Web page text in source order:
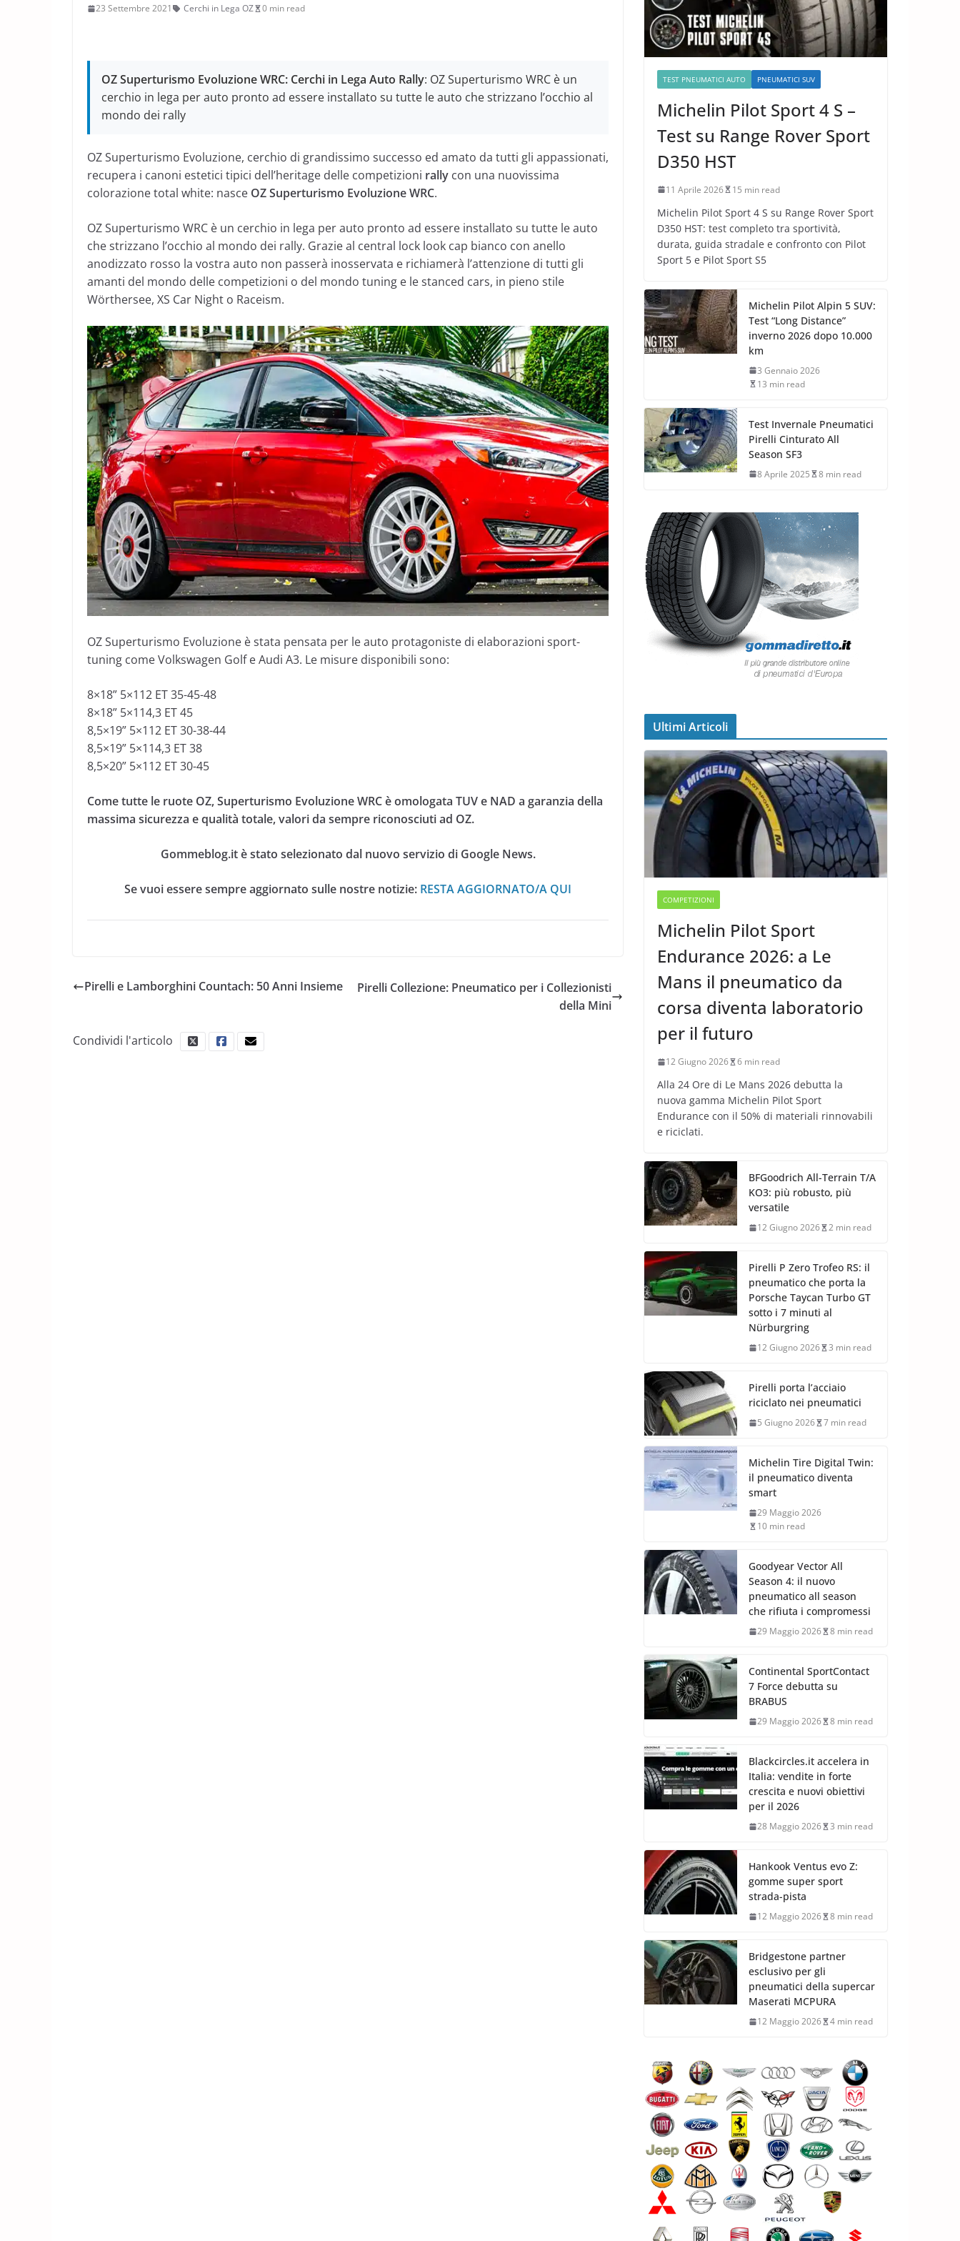
23 Settembre 2021 Cerchi in Lega OZ 0 min read
OZ Superturismo Evoluzione WRC: Cerchi in Lega Auto Rally: OZ Superturismo WRC è un
cerchio in lega per auto pronto ad essere installato su tutte le auto che strizzano l’occhio al
mondo dei rally
OZ Superturismo Evoluzione, cerchio di grandissimo successo ed amato da tutti gli appassionati,
recupera i canoni estetici tipici dell’heritage delle competizioni rally con una nuovissima
colorazione total white: nasce OZ Superturismo Evoluzione WRC.
OZ Superturismo WRC è un cerchio in lega per auto pronto ad essere installato su tutte le auto
che strizzano l’occhio al mondo dei rally. Grazie al central lock look cap bianco con anello
anodizzato rosso la vostra auto non passerà inosservata e richiamerà l’attenzione di tutti gli
amanti del mondo delle competizioni o del mondo tuning e le stanced cars, in pieno stile
Wörthersee, XS Car Night o Raceism.
OZ Superturismo Evoluzione è stata pensata per le auto protagoniste di elaborazioni sport-
tuning come Volkswagen Golf e Audi A3. Le misure disponibili sono:
8×18” 5×112 ET 35-45-48
8×18” 5×114,3 ET 45
8,5×19” 5×112 ET 30-38-44
8,5×19” 5×114,3 ET 38
8,5×20” 5×112 ET 30-45
Come tutte le ruote OZ, Superturismo Evoluzione WRC è omologata TUV e NAD a garanzia della
massima sicurezza e qualità totale, valori da sempre riconosciuti ad OZ.
Gommeblog.it è stato selezionato dal nuovo servizio di Google News.
Se vuoi essere sempre aggiornato sulle nostre notizie: RESTA AGGIORNATO/A QUI
Pirelli e Lamborghini Countach: 50 Anni Insieme
Pirelli Collezione: Pneumatico per i Collezionisti
della Mini
Condividi l'articolo
TEST PNEUMATICI AUTO PNEUMATICI SUV
Michelin Pilot Sport 4 S –
Test su Range Rover Sport
D350 HST
11 Aprile 2026 15 min read
Michelin Pilot Sport 4 S su Range Rover Sport
D350 HST: test completo tra sportività,
durata, guida stradale e confronto con Pilot
Sport 5 e Pilot Sport S5
Michelin Pilot Alpin 5 SUV:
Test “Long Distance”
inverno 2026 dopo 10.000
km
3 Gennaio 2026
13 min read
Test Invernale Pneumatici
Pirelli Cinturato All
Season SF3
8 Aprile 2025 8 min read
Ultimi Articoli
COMPETIZIONI
Michelin Pilot Sport
Endurance 2026: a Le
Mans il pneumatico da
corsa diventa laboratorio
per il futuro
12 Giugno 2026 6 min read
Alla 24 Ore di Le Mans 2026 debutta la
nuova gamma Michelin Pilot Sport
Endurance con il 50% di materiali rinnovabili
e riciclati.
BFGoodrich All-Terrain T/A
KO3: più robusto, più
versatile
12 Giugno 2026 2 min read
Pirelli P Zero Trofeo RS: il
pneumatico che porta la
Porsche Taycan Turbo GT
sotto i 7 minuti al
Nürburgring
12 Giugno 2026 3 min read
Pirelli porta l’acciaio
riciclato nei pneumatici
5 Giugno 2026 7 min read
Michelin Tire Digital Twin:
il pneumatico diventa
smart
29 Maggio 2026
10 min read
Goodyear Vector All
Season 4: il nuovo
pneumatico all season
che rifiuta i compromessi
29 Maggio 2026 8 min read
Continental SportContact
7 Force debutta su
BRABUS
29 Maggio 2026 8 min read
Blackcircles.it accelera in
Italia: vendite in forte
crescita e nuovi obiettivi
per il 2026
28 Maggio 2026 3 min read
Hankook Ventus evo Z:
gomme super sport
strada-pista
12 Maggio 2026 8 min read
Bridgestone partner
esclusivo per gli
pneumatici della supercar
Maserati MCPURA
12 Maggio 2026 4 min read